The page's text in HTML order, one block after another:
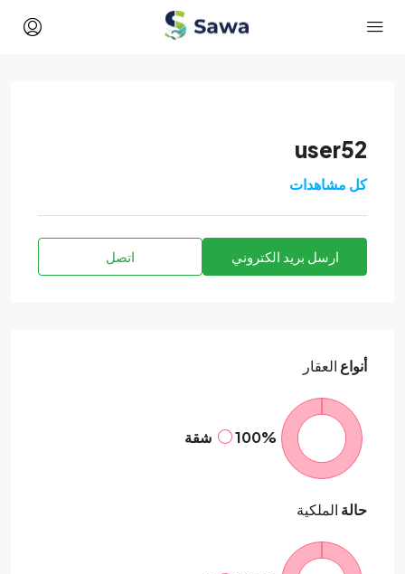
user52
كل مشاهدات
ارسل بريد الكتروني اتصل
أنواع العقار
100% شقة
حالة الملكية